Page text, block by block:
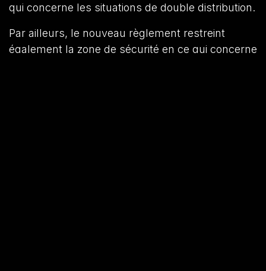
qui concerne les situations de double distribution.
Par ailleurs, le nouveau règlement restreint
également la zone de sécurité en ce qui concerne